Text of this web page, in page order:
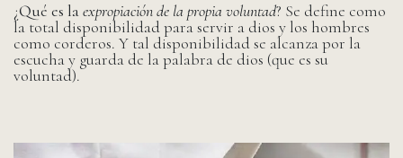
¿Qué es laexpropiación de la propia voluntad? Se define como
la total disponibilidad para servir a dios y los hombres
como corderos. Y tal disponibilidad se alcanza por la
escucha y guarda de la palabra de dios (que es su
voluntad).